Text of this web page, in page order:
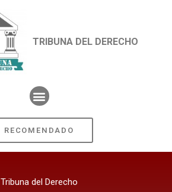
TRIBUNA DEL DERECHO
RECOMENDADO
Tribuna del Derecho